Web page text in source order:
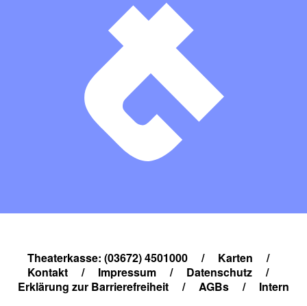
Theaterkasse: (03672) 4501000 / Karten
/
Kontakt
/ Impressum / Datenschutz
/
Erklärung zur Barrierefreiheit
/ AGBs / Intern